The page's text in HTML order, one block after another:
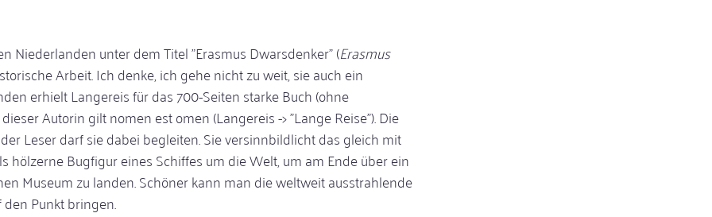
Niederlanden unter dem Titel "Erasmus Dwarsdenker" (Erasmus
Arbeit. Ich denke, ich gehe nicht zu weit, sie auch ein
erhielt Langereis für das 700-Seiten starke Buch (ohne
Autorin gilt nomen est omen (Langereis -> "Lange Reise"). Die
Leser darf sie dabei begleiten. Sie versinnbildlicht das gleich mit
hölzerne Bugfigur eines Schiffes um die Welt, um am Ende über ein
Museum zu landen. Schöner kann man die weltweit ausstrahlende
Punkt bringen.